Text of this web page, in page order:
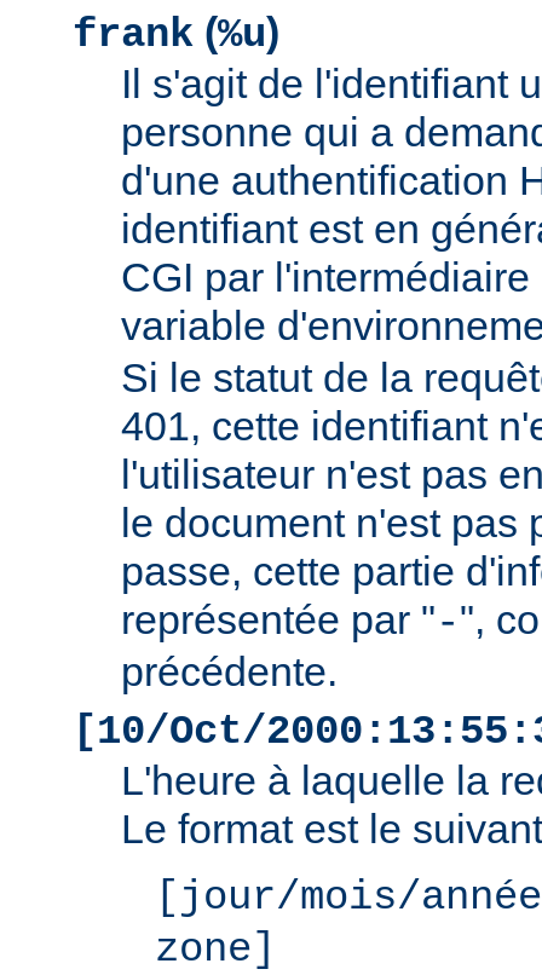
frank (%u)
Il s'agit de l'identifiant
personne qui a
d'une authentification
identifiant est en
CGI par
variable
Si le statut de la
401, cette identifiant
l'utilisateur n'est pas
le document n'est pas
passe, cette partie
représentée par "-",
précédente.
[10/Oct/
L'heure à laquelle la
Le format est le
[jour/mois/
zone]